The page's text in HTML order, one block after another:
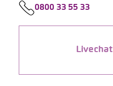
0800 33 55 33
Livechat